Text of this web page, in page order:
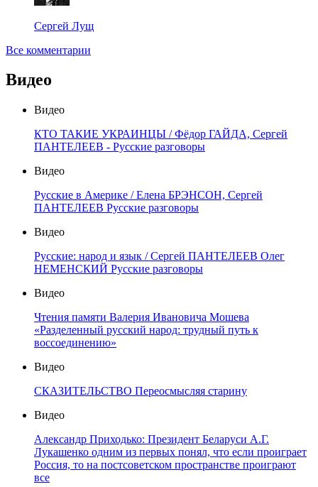
Сергей Лущ
Все комментарии
Видео
Видео
КТО ТАКИЕ УКРАИНЦЫ / Фёдор ГАЙДА, Сергей
ПАНТЕЛЕЕВ - Русские разговоры
Видео
Русские в Америке / Елена БРЭНСОН, Сергей
ПАНТЕЛЕЕВ Русские разговоры
Видео
Русские: народ и язык / Сергей ПАНТЕЛЕЕВ Олег
НЕМЕНСКИЙ Русские разговоры
Видео
Чтения памяти Валерия Ивановича Мошева
«Разделенный русский народ: трудный путь к
воссоединению»
Видео
СКАЗИТЕЛЬСТВО Переосмысляя старину
Видео
Александр Приходько: Президент Беларуси А.Г.
Лукашенко одним из первых понял, что если проиграет
Россия, то на постсоветском пространстве проиграют
все